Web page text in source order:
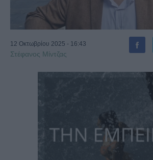
12 Οκτωβρίου 2025 - 16:43
Στέφανος Μίντζας